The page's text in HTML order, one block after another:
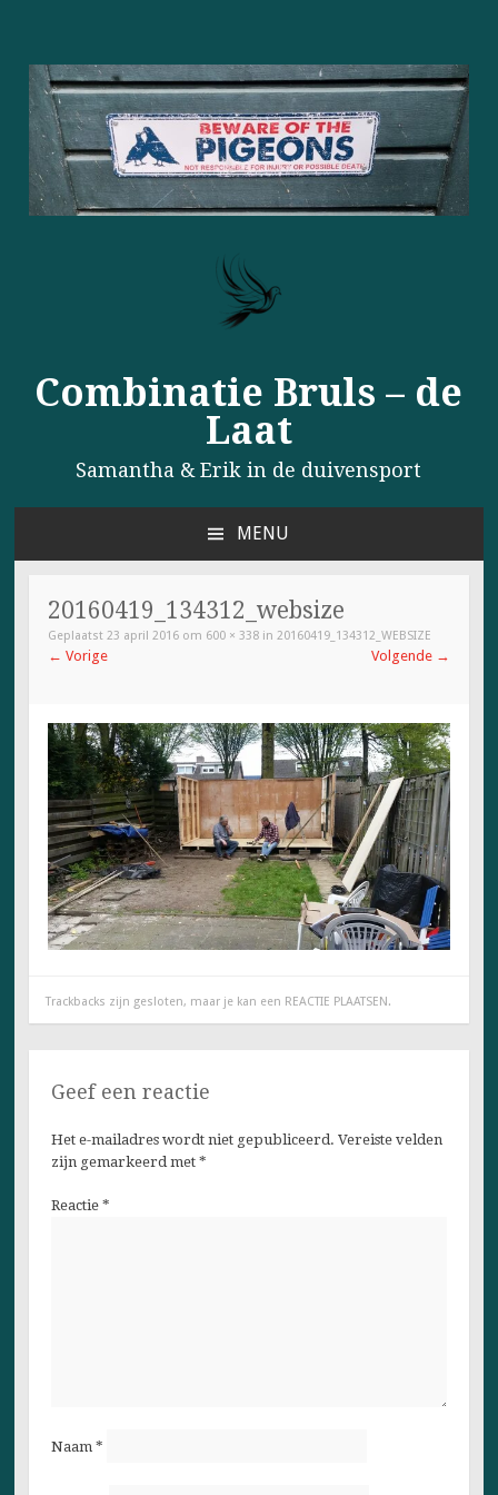
Combinatie Bruls – de
Laat
Samantha & Erik in de duivensport
MENU
INHOUD
SPRINGEN
20160419_134312_websize
Geplaatst23 april 2016 om 600 × 338 in20160419_134312_WEBSIZE
← Vorige Volgende →
Trackbacks zijn gesloten, maar je kan een REACTIE PLAATSEN .
Geef een reactie
Het e-mailadres wordt niet gepubliceerd. Vereiste velden
zijn gemarkeerd met *
Reactie *
Naam *